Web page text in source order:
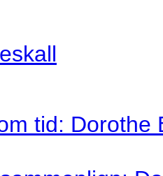
tid: Dorothe